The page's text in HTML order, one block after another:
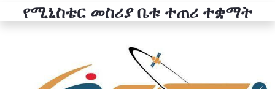
የሚኒስቴር መስሪያ ቤቱ ተጠሪ ተቋማት